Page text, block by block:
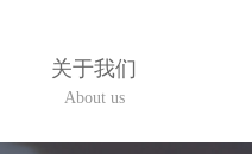
关于我们
About us